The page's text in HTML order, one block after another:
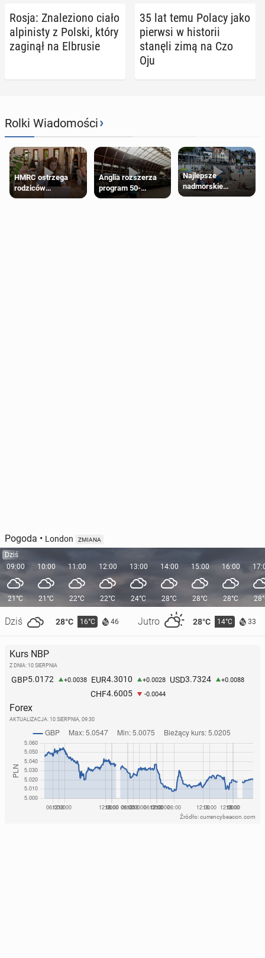
Rosja: Zna­le­zio­no ciało
al­pi­ni­sty z Polski, który
zaginął na El­bru­sie
35 lat temu Polacy jako
pierwsi w hi­sto­rii
stanęli zimą na Czo
Oju
Rolki Wiadomości›
HMRC ostrzega
rodziców
pobierających Child
Anglia rozszerza
program 50-
procentowych
Najlepsze
nadmorskie
miasteczko blisko
Pogoda • London ZMIANA
Dziś
09:00
21°C
Dziś 28°C 16°C 46 Jutro 28°C 14°C 33
10:00
21°C
11:00
22°C
12:00
22°C
13:00
24°C
14:00
28°C
15:00
28°C
16:00
28°C
Kurs NBP
Z DNIA: 10 SIERPNIA
GBP5.0172 +0.0038 EUR4.3010 +0.0028 USD3.7324 +0.0088
CHF4.6005 -0.0044
Forex
AKTUALIZACJA: 10 SIERPNIA, 09:30
Źródło: currencybeacon.com